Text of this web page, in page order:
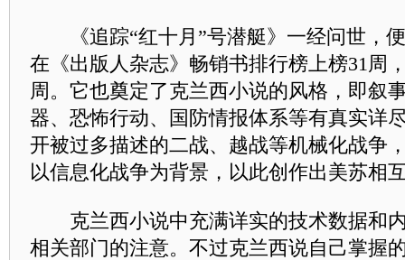
《追踪“红十月”号潜艇》一经问世，
在《出版人杂志》畅销书排行榜上榜31周
周。它也奠定了克兰西小说的风格，即叙
器、恐怖行动、国防情报体系等有真实详
开被过多描述的二战、越战等机械化战争
以信息化战争为背景，以此创作出美苏相
克兰西小说中充满详实的技术数据和
相关部门的注意。不过克兰西说自己掌握